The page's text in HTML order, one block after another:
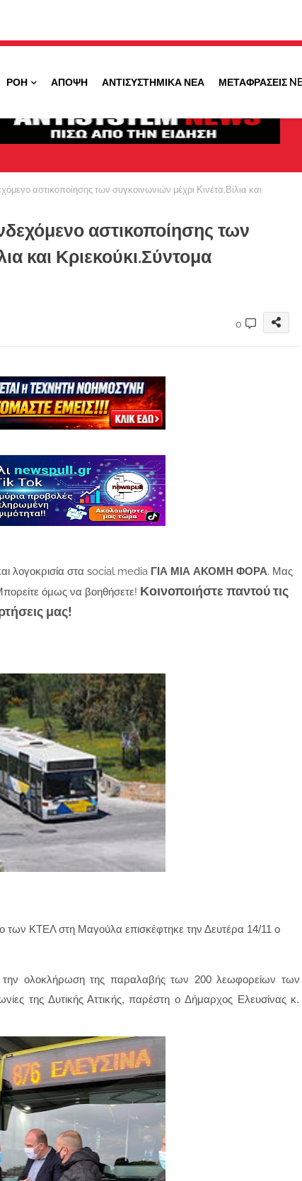
ΡΟΗ ΑΠΟΨΗ ΑΝΤΙΣΥΣΤΗΜΙΚΑ ΝΕΑ ΜΕΤΑΦΡΑΣΕΙΣ
αστικοποίησης των συγκοινωνιών μέχρι Κινέτα,Βίλια και
αστικοποίησης των
και Κριεκούκι.Σύντομα
0
λογοκρισία στα social media ΓΙΑ ΜΙΑ ΑΚΟΜΗ ΦΟΡΑ. Μας
όμως να βοηθήσετε! Κοινοποιήστε παντού τις
μας!
των ΚΤΕΛ στη Μαγούλα επισκέφτηκε την Δευτέρα 14/11 ο
ολοκλήρωση της παραλαβής των 200 λεωφορείων των
της Δυτικής Αττικής, παρέστη ο Δήμαρχος Ελευσίνας κ.
λαμβάνετε ειδοποιήσεις για σημαντικά θέματά